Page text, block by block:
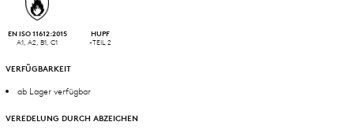
EN ISO 11612:2015
A1, A2, B1, C1
HUPF
-TEIL 2
VERFÜGBARKEIT
ab Lager verfügbar
VEREDELUNG DURCH ABZEICHEN